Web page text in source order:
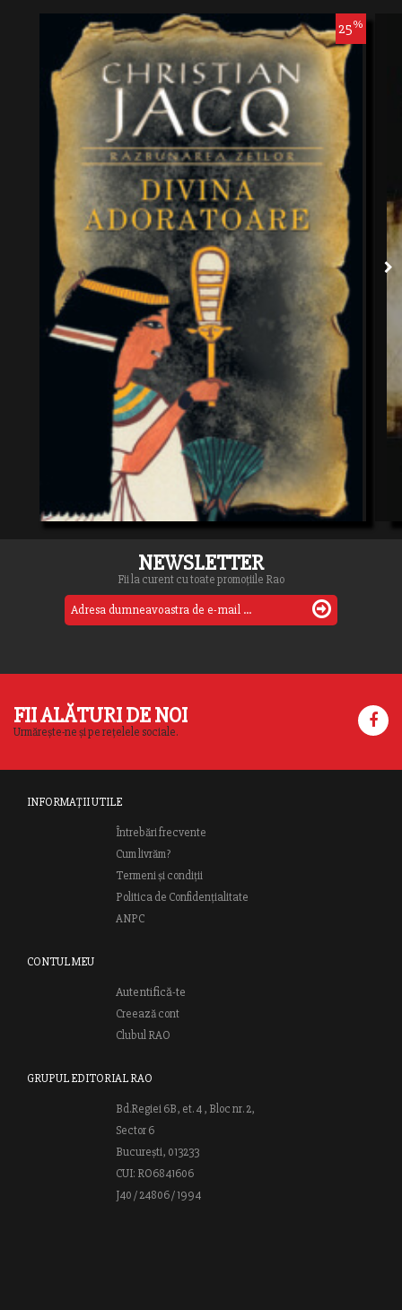
25%
NEWSLETTER
Fii la curent cu toate promoțiile Rao
FII ALĂTURI DE NOI
Urmărește-ne și pe rețelele sociale.
INFORMAȚII UTILE
Întrebări frecvente
Cum livrăm?
Termeni și condiții
Politica de Confidențialitate
ANPC
CONTUL MEU
Autentifică-te
Creează cont
Clubul RAO
GRUPUL EDITORIAL RAO
Bd.Regiei 6B, et. 4 , Bloc nr. 2,
Sector 6
București, 013233
CUI: RO6841606
J40 / 24806 / 1994